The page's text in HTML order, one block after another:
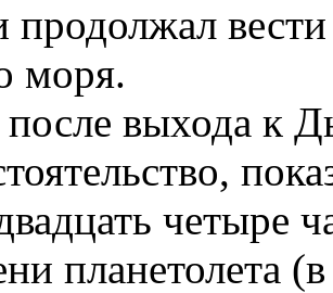
продолжал
моря.
после выхода к
четыре
планетолета